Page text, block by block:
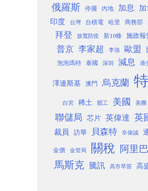
俄羅斯 停擺 內地 加息
印度
台灣 台積電 哈里 商務部
拜登 放寬防疫 新10條 施政報
普京 李家超 李強 歐盟
泡泡瑪特 泰國 深圳 減息 港
澤連斯基 澳門 烏克蘭
白宮 稀土 罷工 美國 美團
聯儲局 芯片 英偉達 英
裁員 訪華 貝森特 辛偉誠
金價 金管局 關稅 阿里
馬斯克 騰訊 高市早苗 高